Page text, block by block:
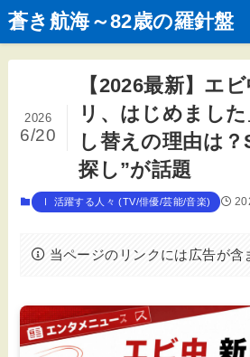
蒼き航海～82歳の羅針盤
【2026最新】エ
リ、はじめまし
し替えの理由は
探し”が話題
2026
6/20
Ⅰ 活躍する人々 (TV/俳優/芸能/音楽)
当ページのリンクには広告が含